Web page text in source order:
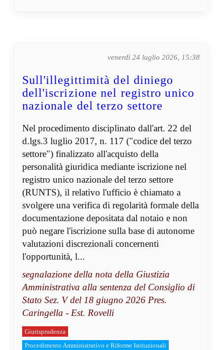
venerdì 24 luglio 2026, 15:38
Sull'illegittimità del diniego
dell'iscrizione nel registro unico
nazionale del terzo settore
Nel procedimento disciplinato dall'art. 22 del
d.lgs.3 luglio 2017, n. 117 ("codice del terzo
settore") finalizzato all'acquisto della
personalità giuridica mediante iscrizione nel
registro unico nazionale del terzo settore
(RUNTS), il relativo l'ufficio è chiamato a
svolgere una verifica di regolarità formale della
documentazione depositata dal notaio e non
può negare l'iscrizione sulla base di autonome
valutazioni discrezionali concernenti
l'opportunità, l...
segnalazione della nota della Giustizia
Amministrativa alla sentenza del Consiglio di
Stato Sez. V del 18 giugno 2026 Pres.
Caringella - Est. Rovelli
Giurisprudenza
Procedimento Amministrativo e Riforme Istituzionali